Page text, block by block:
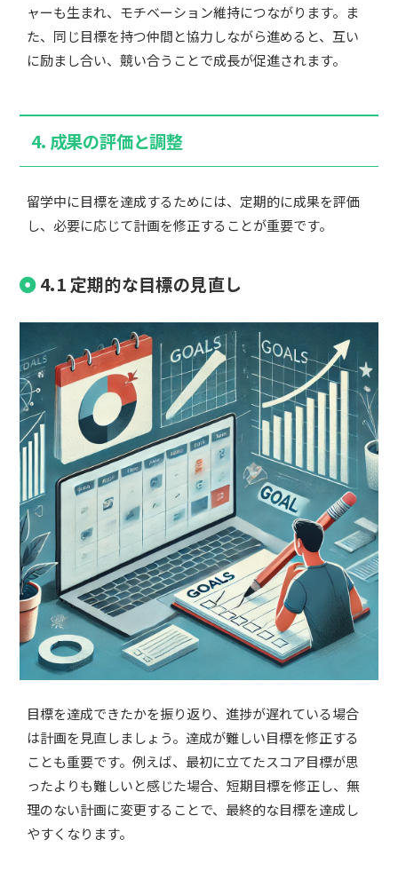
ャーも生まれ、モチベーション維持につながります。ま
た、同じ目標を持つ仲間と協力しながら進めると、互い
に励まし合い、競い合うことで成長が促進されます。
4. 成果の評価と調整
留学中に目標を達成するためには、定期的に成果を評価
し、必要に応じて計画を修正することが重要です。
4.1 定期的な目標の見直し
目標を達成できたかを振り返り、進捗が遅れている場合
は計画を見直しましょう。達成が難しい目標を修正する
ことも重要です。例えば、最初に立てたスコア目標が思
ったよりも難しいと感じた場合、短期目標を修正し、無
理のない計画に変更することで、最終的な目標を達成し
やすくなります。